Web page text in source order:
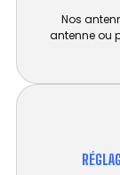
Nos
antenne ou